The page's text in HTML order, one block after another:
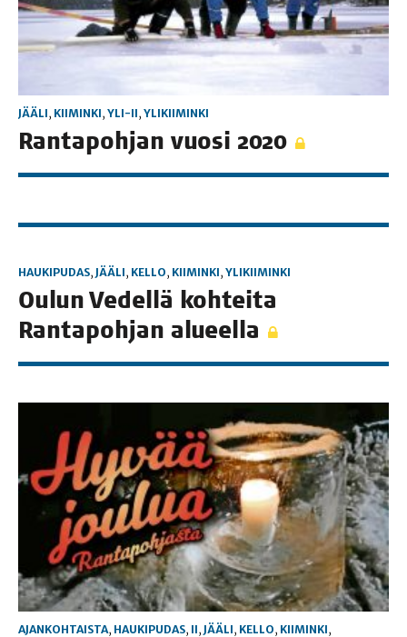
JÄÄLI, KIIMINKI, YLI-II, YLIKIIMINKI
Ran­ta­poh­jan vuo­si 2020
HAUKIPUDAS, JÄÄLI, KELLO, KIIMINKI, YLIKIIMINKI
Oulun Vedel­lä koh­tei­ta
Ran­ta­poh­jan alueella
AJANKOHTAISTA, HAUKIPUDAS, II, JÄÄLI, KELLO, KIIMINKI,